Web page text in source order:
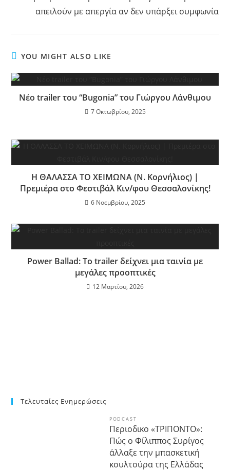
απειλούν με απεργία αν δεν υπάρξει συμφωνία
YOU MIGHT ALSO LIKE
Νέο trailer του “Bugonia” του Γιώργου Λάνθιμου
7 Οκτωβρίου, 2025
Η ΘΑΛΑΣΣΑ ΤΟ ΧΕΙΜΩΝΑ (Ν. Κορνήλιος) |
Πρεμιέρα στο Φεστιβάλ Κιν/φου Θεσσαλονίκης!
6 Νοεμβρίου, 2025
Power Ballad: Το trailer δείχνει μια ταινία με
μεγάλες προοπτικές
12 Μαρτίου, 2026
Τελευταίες Ενημερώσεις
PODCAST
Περιοδικο «ΤΡΙΠΟΝΤΟ»:
Πώς ο Φίλιππος Συρίγος
άλλαξε την μπασκετική
κουλτούρα της Ελλάδας